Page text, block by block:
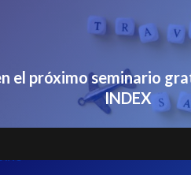
el próximo seminario
INDEX